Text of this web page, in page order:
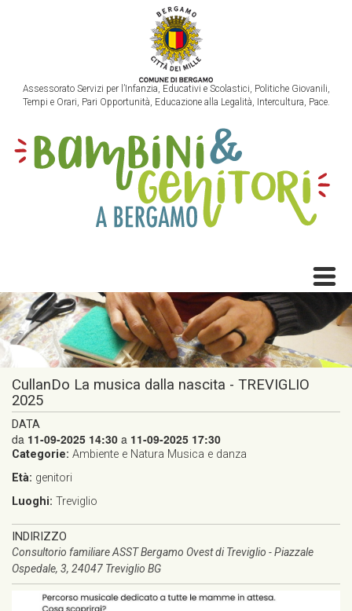
Assessorato Servizi per l’Infanzia, Educativi e Scolastici, Politiche Giovanili,
Tempi e Orari, Pari Opportunità, Educazione alla Legalità, Intercultura, Pace.
CullanDo La musica dalla nascita - TREVIGLIO
2025
DATA
da 11-09-2025 14:30 a 11-09-2025 17:30
Categorie: Ambiente e Natura Musica e danza
Età: genitori
Luoghi: Treviglio
INDIRIZZO
Consultorio familiare ASST Bergamo Ovest di Treviglio - Piazzale
Ospedale, 3, 24047 Treviglio BG